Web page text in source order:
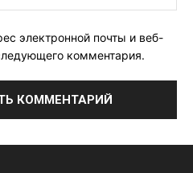
электронной почты и веб-
комментария.